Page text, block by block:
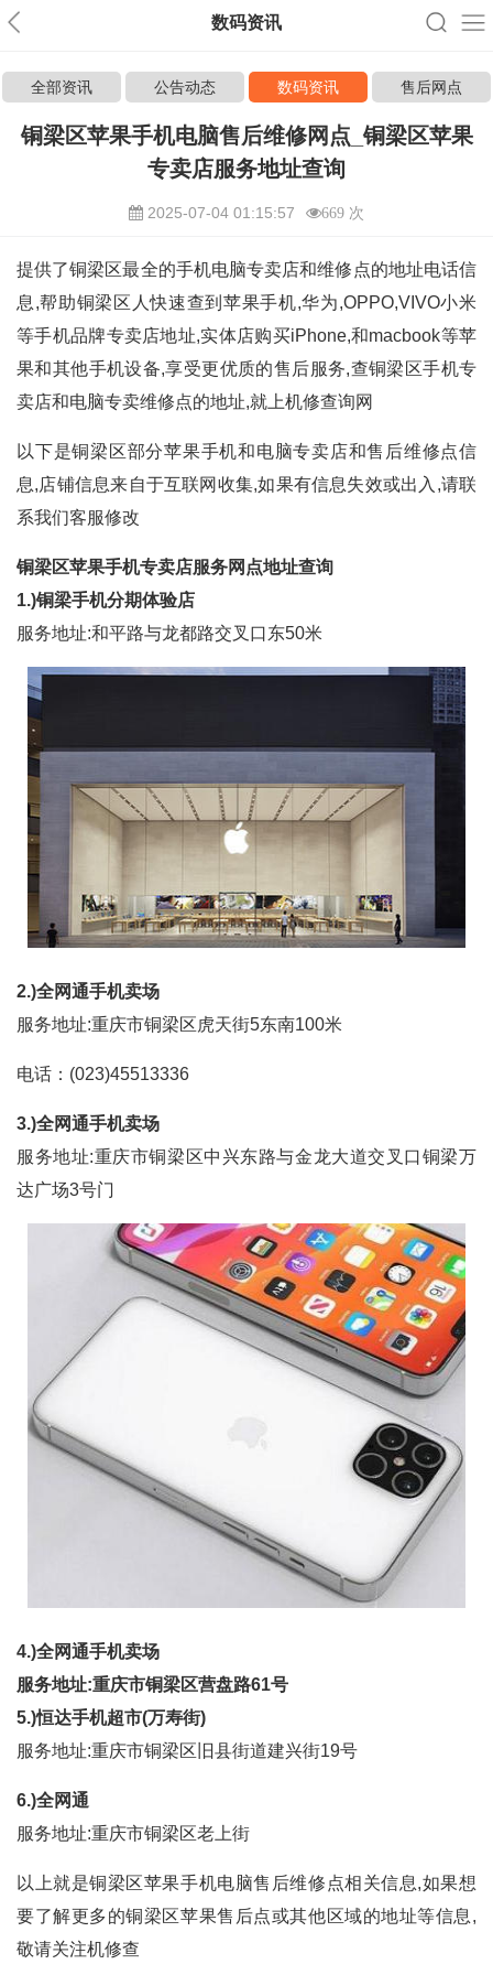
数码资讯
全部资讯 公告动态 数码资讯 售后网点
铜梁区苹果手机电脑售后维修网点_铜梁区苹果
专卖店服务地址查询
2025-07-04 01:15:57 669 次
提供了铜梁区最全的手机电脑专卖店和维修点的地址电话信
息,帮助铜梁区人快速查到苹果手机,华为,OPPO,VIVO小米
等手机品牌专卖店地址,实体店购买iPhone,和macbook等苹
果和其他手机设备,享受更优质的售后服务,查铜梁区手机专
卖店和电脑专卖维修点的地址,就上机修查询网
以下是铜梁区部分苹果手机和电脑专卖店和售后维修点信
息,店铺信息来自于互联网收集,如果有信息失效或出入,请联
系我们客服修改
铜梁区苹果手机专卖店服务网点地址查询
1.)铜梁手机分期体验店
服务地址:和平路与龙都路交叉口东50米
2.)全网通手机卖场
服务地址:重庆市铜梁区虎天街5东南100米
电话：(023)45513336
3.)全网通手机卖场
服务地址:重庆市铜梁区中兴东路与金龙大道交叉口铜梁万
达广场3号门
4.)全网通手机卖场
服务地址:重庆市铜梁区营盘路61号
5.)恒达手机超市(万寿街)
服务地址:重庆市铜梁区旧县街道建兴街19号
6.)全网通
服务地址:重庆市铜梁区老上街
以上就是铜梁区苹果手机电脑售后维修点相关信息,如果想
要了解更多的铜梁区苹果售后点或其他区域的地址等信息,
敬请关注机修查